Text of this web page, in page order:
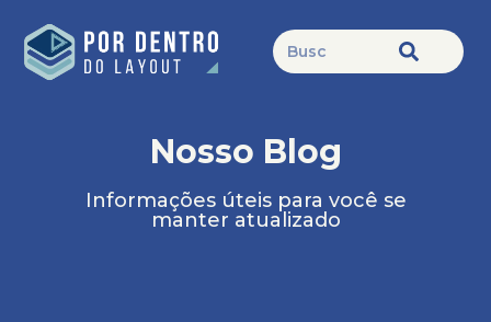
Nosso Blog
Informações úteis para você se
manter atualizado